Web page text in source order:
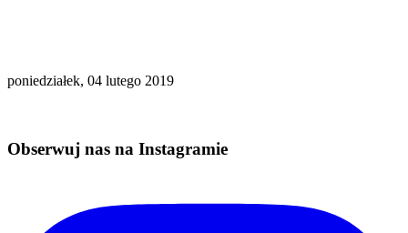
poniedziałek, 04 lutego 2019
Obserwuj nas na Instagramie